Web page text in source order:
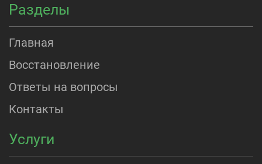
Разделы
Главная
Восстановление
Ответы на вопросы
Контакты
Услуги